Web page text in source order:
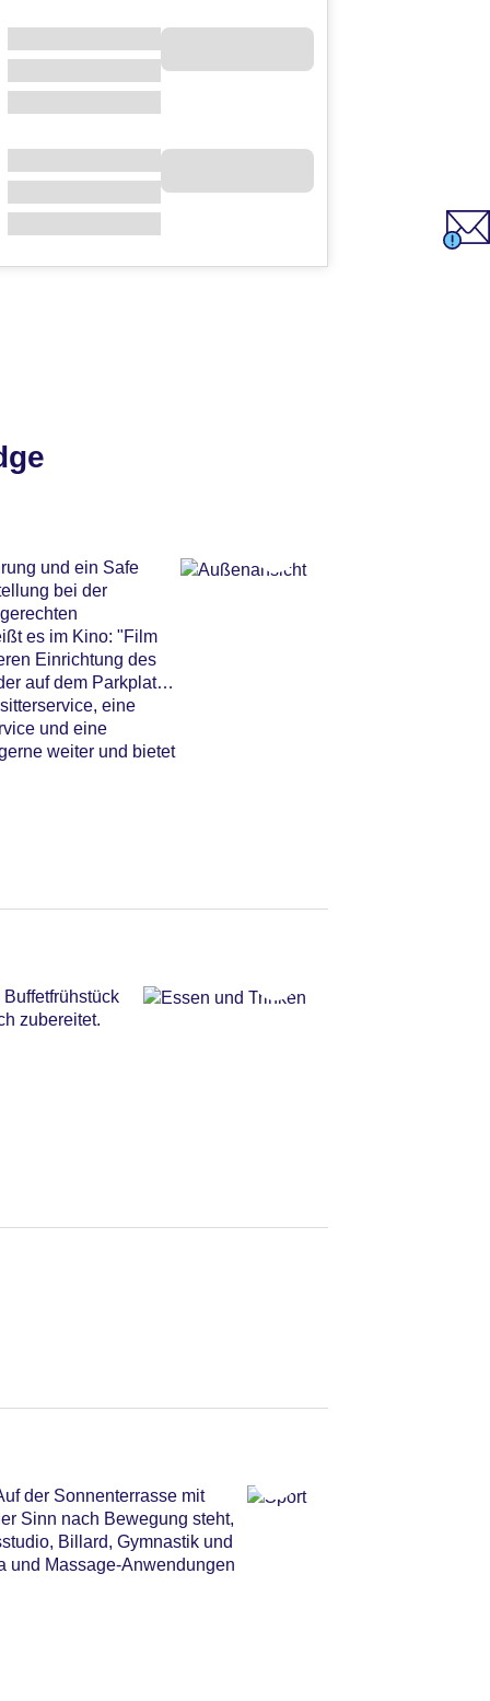
und ein Safe
bei der
es im Kino: "Film
Einrichtung des
auf dem Parkplatz
eine
und eine
weiter und bietet
zubereitet.
der Sonnenterrasse mit
Sinn nach Bewegung steht,
Billard, Gymnastik und
und Massage-Anwendungen